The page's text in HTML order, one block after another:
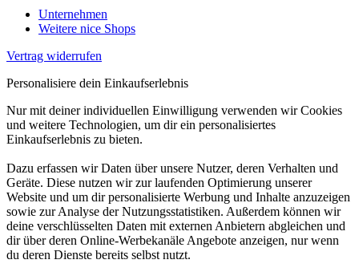
Unternehmen
Weitere nice Shops
Vertrag widerrufen
Personalisiere dein Einkaufserlebnis
Nur mit deiner individuellen Einwilligung verwenden wir Cookies
und weitere Technologien, um dir ein personalisiertes
Einkaufserlebnis zu bieten.
Dazu erfassen wir Daten über unsere Nutzer, deren Verhalten und
Geräte. Diese nutzen wir zur laufenden Optimierung unserer
Website und um dir personalisierte Werbung und Inhalte anzuzeigen
sowie zur Analyse der Nutzungsstatistiken. Außerdem können wir
deine verschlüsselten Daten mit externen Anbietern abgleichen und
dir über deren Online-Werbekanäle Angebote anzeigen, nur wenn
du deren Dienste bereits selbst nutzt.